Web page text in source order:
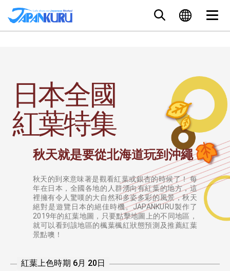
日本全國
紅葉特集
秋天就是要從北海道玩到沖繩
秋天的到來意味著是觀看紅葉或銀杏的時候了！ 每
年在日本，全國各地的人群湧向有紅葉的地方，這
裡擁有令人驚嘆的大自然和多姿多彩的風景，秋天
絕對是遊覽日本的絕佳時機。JAPANKURU製作了
2019年的紅葉地圖，只要點擊地圖上的不同地區，
就可以看到該地區的楓葉楓紅狀態預測及推薦紅葉
景點噢！
紅葉上色時期 6月 20日